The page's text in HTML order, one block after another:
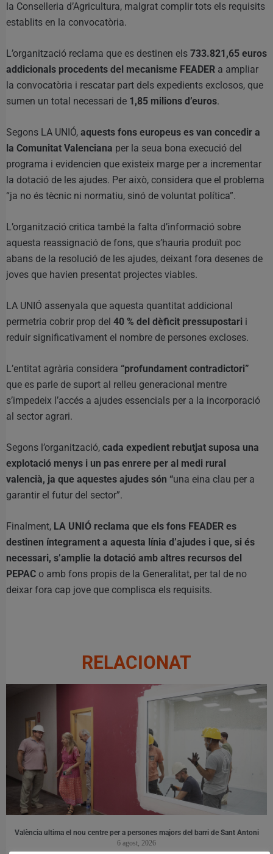
la Conselleria d’Agricultura, malgrat complir tots els requisits
establits en la convocatòria.
L’organització reclama que es destinen els 733.821,65 euros
addicionals procedents del mecanisme FEADER a ampliar
la convocatòria i rescatar part dels expedients exclosos, que
sumen un total necessari de 1,85 milions d’euros.
Segons LA UNIÓ, aquests fons europeus es van concedir a
la Comunitat Valenciana per la seua bona execució del
programa i evidencien que existeix marge per a incrementar
la dotació de les ajudes. Per això, considera que el problema
“ja no és tècnic ni normatiu, sinó de voluntat política”.
L’organització critica també la falta d’informació sobre
aquesta reassignació de fons, que s’hauria produït poc
abans de la resolució de les ajudes, deixant fora desenes de
joves que havien presentat projectes viables.
LA UNIÓ assenyala que aquesta quantitat addicional
permetria cobrir prop del 40 % del dèficit pressupostari i
reduir significativament el nombre de persones excloses.
L’entitat agrària considera “profundament contradictori”
que es parle de suport al relleu generacional mentre
s’impedeix l’accés a ajudes essencials per a la incorporació
al sector agrari.
Segons l’organització, cada expedient rebutjat suposa una
explotació menys i un pas enrere per al medi rural
valencià, ja que aquestes ajudes són “una eina clau per a
garantir el futur del sector”.
Finalment, LA UNIÓ reclama que els fons FEADER es
destinen íntegrament a aquesta línia d’ajudes i que, si és
necessari, s’amplie la dotació amb altres recursos del
PEPAC o amb fons propis de la Generalitat, per tal de no
deixar fora cap jove que complisca els requisits.
RELACIONAT
València ultima el nou centre per a persones majors del barri de Sant Antoni
6 agost, 2026